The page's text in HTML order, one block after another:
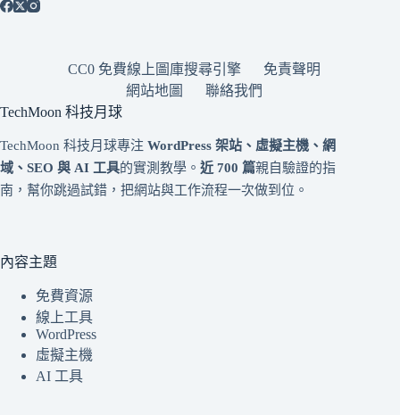
CC0 免費線上圖庫搜尋引擎
免責聲明
網站地圖
聯絡我們
TechMoon 科技月球
TechMoon 科技月球專注 WordPress 架站、虛擬主機、網
域、SEO 與 AI 工具的實測教學。 近 700 篇親自驗證的指
南，幫你跳過試錯，把網站與工作流程一次做到位。
內容主題
免費資源
線上工具
WordPress
虛擬主機
AI 工具